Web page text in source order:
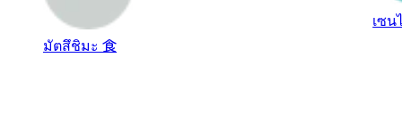
มัตสึชิมะ 食
เซ